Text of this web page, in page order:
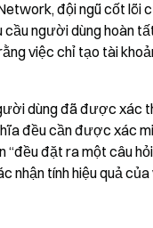
đội ngũ cốt lõi
người dùng hoàn
việc chỉ tạo tài
dùng đã được
đều cần được xác
đặt ra một câu
nhận tính hiệu quả